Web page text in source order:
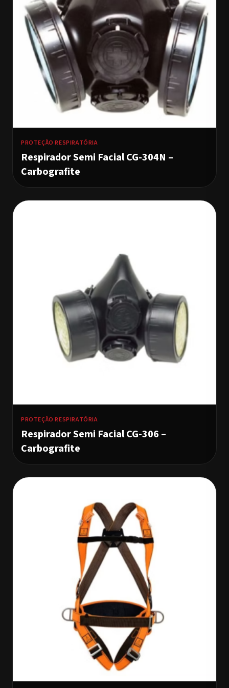
PROTEÇÃO RESPIRATÓRIA
Respirador Semi Facial CG-304N –
Carbografite
PROTEÇÃO RESPIRATÓRIA
Respirador Semi Facial CG-306 –
Carbografite